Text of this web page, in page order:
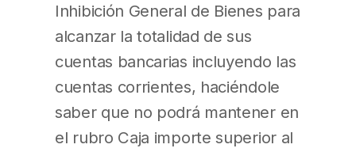
Inhibición General de Bienes para
alcanzar la totalidad de sus
cuentas bancarias incluyendo las
cuentas corrientes, haciéndole
saber que no podrá mantener en
el rubro Caja importe superior al